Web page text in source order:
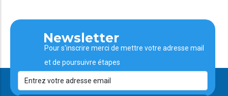
Newsletter
Pour s'inscrire merci de mettre votre adresse mail
et de poursuivre étapes